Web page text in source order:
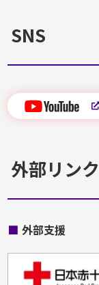
SNS
外部リンク
■ 外部支援